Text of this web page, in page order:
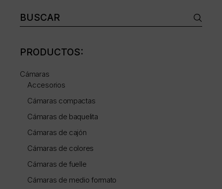
Buscar:
PRODUCTOS:
Cámaras
Accesorios
Cámaras compactas
Cámaras de baquelita
Cámaras de cajón
Cámaras de colores
Cámaras de fuelle
Cámaras de medio formato